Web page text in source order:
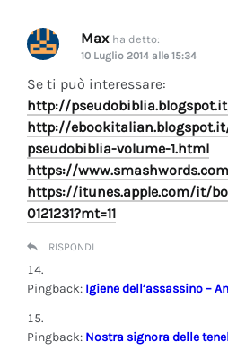
Max ha detto:
10 Luglio 2014 alle 15:34
Se ti può interessare:
http://
http://
pseudobiblia-volume-1.html
https://
https://itunes.apple.com/it/
0121231?mt=11
RISPONDI
Pingback: Igiene dell’assassino –
Pingback: Nostra signora delle